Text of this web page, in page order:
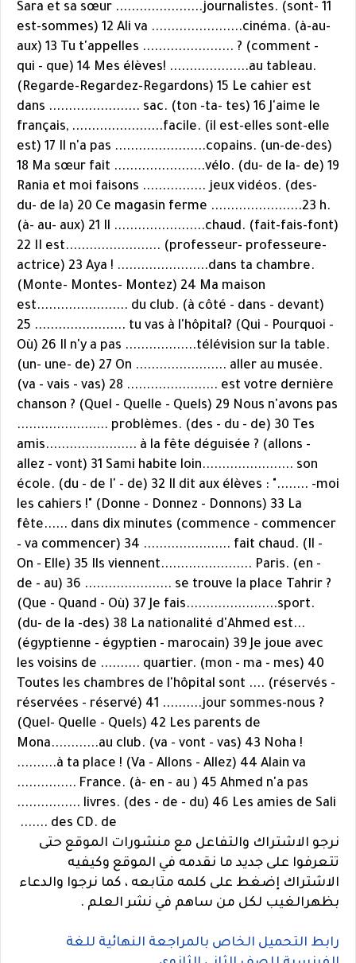
11 Sara et sa sœur ......................journalistes. (sont-
est-sommes) 12 Ali va .......................cinéma. (à-au-
aux) 13 Tu t'appelles ....................... ? (comment -
qui - que) 14 Mes élèves! ....................au tableau.
(Regarde-Regardez-Regardons) 15 Le cahier est
dans ....................... sac. (ton -ta- tes) 16 J'aime le
français, .......................facile. (il est-elles sont-elle
est) 17 Il n'a pas .......................copains. (un-de-des)
18 Ma sœur fait .......................vélo. (du- de la- de) 19
Rania et moi faisons ................ jeux vidéos. (des-
du- de la) 20 Ce magasin ferme .......................23 h.
(à- au- aux) 21 Il .......................chaud. (fait-fais-font)
22 II est........................ (professeur- professeure-
actrice) 23 Aya ! .......................dans ta chambre.
(Monte- Montes- Montez) 24 Ma maison
est....................... du club. (à côté - dans - devant)
25 ....................... tu vas à l'hôpital? (Qui - Pourquoi -
Où) 26 Il n'y a pas ..................télévision sur la table.
(un- une- de) 27 On ....................... aller au musée.
(va - vais - vas) 28 ....................... est votre dernière
chanson ? (Quel - Quelle - Quels) 29 Nous n'avons pas
....................... problèmes. (des - du - de) 30 Tes
amis....................... à la fête déguisée ? (allons -
allez - vont) 31 Sami habite loin....................... son
école. (du - de I' - de) 32 Il dit aux élèves : "........ -moi
les cahiers !" (Donne - Donnez - Donnons) 33 La
fête...... dans dix minutes (commence - commencer
– va commencer) 34 ...................... fait chaud. (Il -
On - Elle) 35 Ils viennent....................... Paris. (en -
de - au) 36 ...................... se trouve la place Tahrir ?
(Que - Quand - Où) 37 Je fais.......................sport.
(du- de la -des) 38 La nationalité d'Ahmed est...
(égyptienne - égyptien - marocain) 39 Je joue avec
les voisins de .......... quartier. (mon - ma - mes) 40
Toutes les chambres de l'hôpital sont .... (réservés -
réservées - réservé) 41 ..........jour sommes-nous ?
(Quel- Quelle - Quels) 42 Les parents de
Mona............au club. (va - vont - vas) 43 Noha !
..........à ta place ! (Va - Allons - Allez) 44 Alain va
............... France. (à- en - au ) 45 Ahmed n'a pas
................ livres. (des - de - du) 46 Les amies de Sali
....... des CD. de
نرجو الاشتراك والتفاعل مع منشورات الموقع حتى
تتعرفوا على جديد ما نقدمه في الموقع وكيفيه
الاشتراك إضغط على كلمه متابعه ، كما نرجوا والدعاء
بظهرالغيب لكل من ساهم في نشر العلم .
رابط التحميل الخاص بالمراجعة النهائية للغة